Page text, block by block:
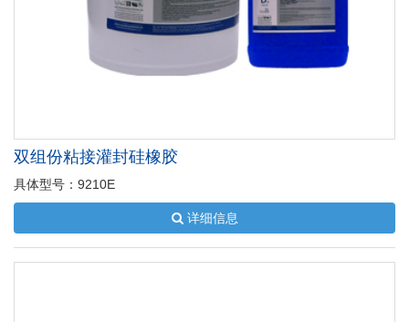
双组份粘接灌封硅橡胶
具体型号：9210E
详细信息